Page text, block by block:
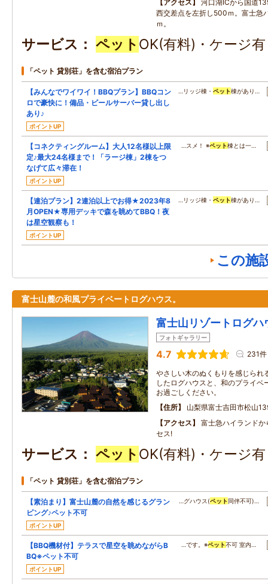
アクセス
河口湖ICから国道
西交差点を左折し500ｍ。富士急
ｍ。
サービス ペット OK(有料)・ケージ
「ペット 貸別荘」を含む宿泊プラン
【みんなでワイワイ！BBQプラン】BBQコン
ロで豪快に！備品・ビールサーバー貸し出し
あり♪
ポイントUP
…リッジ棟・ ペット棟があり…
【コネクティングルーム】大人12名様以上限
定♪最大24名様まで！「ラージ棟」2棟をつ
なげて広々滞在！
ポイントUP
…スメ！ ※ペット棟とは一…
【連泊プラン】2連泊以上でお得★2023年8
月OPEN★専用デッキで森を眺めてBBQ！夜
は星空観察も！
ポイントUP
…リッジ棟・ ペット棟があり…
この施
富士山麓の和風プライベートログハウス。
富士山リゾートログ
フォトギャラリー
4.7 231件
やさしい木のぬくもりを感じられ
したログハウスと、和のプライベ
お過ごしください。
住所
山梨県富士吉田市松山
アクセス
富士急ハイランド
セス!
サービス ペット OK(有料)・ケージ
「ペット 貸別荘」を含む宿泊プラン
【素泊まり】富士山麓の自然を感じるグラン
ピング♪ペット不可
ポイントUP
…グハウス(ペット 同伴不可)…
【BBQ機材付】テラスで星空を眺めながらB
BQ※ペット不可
ポイントUP
…です。※ペット不可 室内…